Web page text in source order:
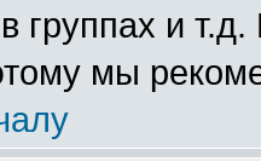
группах и
мы